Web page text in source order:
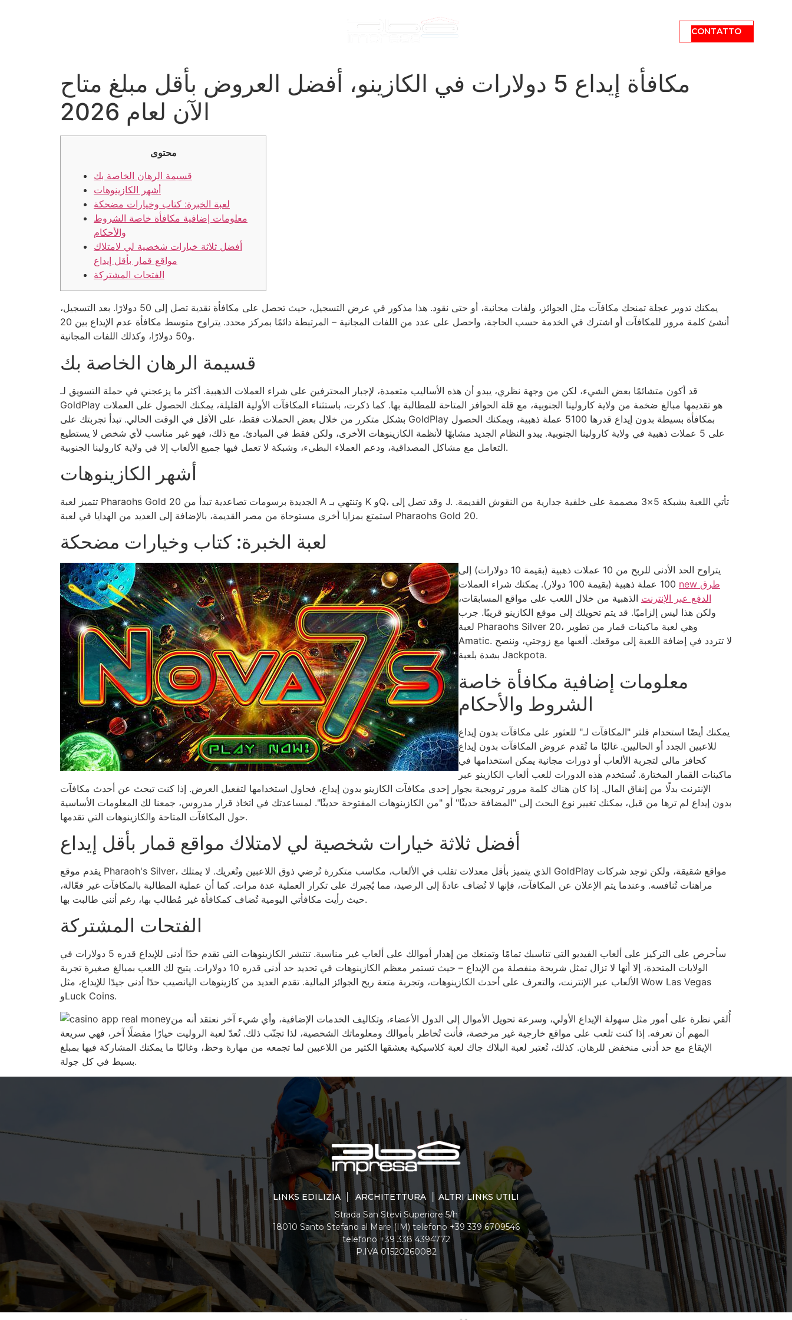
CONTATTO
مكافأة إيداع 5 دولارات في الكازينو، أفضل العروض بأقل مبلغ متاح
الآن لعام 2026
محتوى
قسيمة الرهان الخاصة بك
أشهر الكازينوهات
لعبة الخبرة: كتاب وخيارات مضحكة
معلومات إضافية مكافأة خاصة الشروط
والأحكام
أفضل ثلاثة خيارات شخصية لي لامتلاك
مواقع قمار بأقل إيداع
الفتحات المشتركة
يمكنك تدوير عجلة تمنحك مكافآت مثل الجوائز، ولفات مجانية، أو حتى نقود. هذا مذكور في عرض التسجيل، حيث تحصل على مكافأة نقدية تصل إلى 50 دولارًا. بعد التسجيل،
أنشئ كلمة مرور للمكافآت أو اشترك في الخدمة حسب الحاجة، واحصل على عدد من اللفات المجانية – المرتبطة دائمًا بمركز محدد.
يتراوح متوسط ​​مكافأة عدم الإيداع بين 20
و50 دولارًا، وكذلك اللفات المجانية.
قسيمة الرهان الخاصة بك
قد أكون متشائمًا بعض الشيء، لكن من وجهة نظري، يبدو أن هذه الأساليب متعمدة، لإجبار المحترفين على شراء العملات الذهبية. أكثر ما يزعجني في حملة التسويق لـ
GoldPlay هو تقديمها مبالغ ضخمة من ولاية كارولينا الجنوبية، مع قلة الحوافز المتاحة للمطالبة بها. كما ذكرت، باستثناء المكافآت الأولية القليلة، يمكنك الحصول على العملات
بشكل متكرر من خلال بعض الحملات فقط، على الأقل في الوقت الحالي. تبدأ تجربتك على GoldPlay بمكافأة بسيطة بدون إيداع قدرها 5100 عملة ذهبية، ويمكنك الحصول
على 5 عملات ذهبية في ولاية كارولينا الجنوبية. يبدو النظام الجديد مشابهًا لأنظمة الكازينوهات الأخرى، ولكن فقط في المبادئ. مع ذلك، فهو غير مناسب لأي شخص لا يستطيع
التعامل مع مشاكل المصداقية، ودعم العملاء البطيء، وشبكة لا تعمل فيها جميع الألعاب إلا في ولاية كارولينا الجنوبية.
أشهر الكازينوهات
تتميز لعبة Pharaohs Gold 20 الجديدة برسومات تصاعدية تبدأ من A وتنتهي بـ K وQ، وقد تصل إلى J. تأتي اللعبة بشبكة 5×3 مصممة على خلفية جدارية من النقوش القديمة.
استمتع بمزايا أخرى مستوحاة من مصر القديمة، بالإضافة إلى العديد من الهدايا في لعبة Pharaohs Gold 20.
لعبة الخبرة: كتاب وخيارات مضحكة
يتراوح الحد الأدنى للربح من 10 عملات ذهبية (بقيمة 10 دولارات) إلى
new طرق
الدفع عبر الإنترنت الذهبية من خلال اللعب على مواقع المسابقات،
ولكن هذا ليس إلزاميًا. قد يتم تحويلك إلى موقع الكازينو قريبًا. جرب
لعبة Pharaohs Silver 20، وهي لعبة ماكينات قمار من تطوير
Amatic. لا تتردد في إضافة اللعبة إلى موقعك. ألعبها مع زوجتي، وننصح
بشدة بلعبة Jackpota.
معلومات إضافية مكافأة خاصة
الشروط والأحكام
يمكنك أيضًا استخدام فلتر "المكافآت لـ" للعثور على مكافآت بدون إيداع
للاعبين الجدد أو الحاليين. غالبًا ما تُقدم عروض المكافآت بدون إيداع
كحافز مالي لتجربة الألعاب أو دورات مجانية يمكن استخدامها في
ماكينات القمار المختارة. تُستخدم هذه الدورات للعب ألعاب الكازينو عبر
الإنترنت بدلًا من إنفاق المال. إذا كان هناك كلمة مرور ترويجية بجوار إحدى مكافآت الكازينو بدون إيداع، فحاول استخدامها لتفعيل العرض. إذا كنت تبحث عن أحدث مكافآت
بدون إيداع لم ترها من قبل، يمكنك تغيير نوع البحث إلى "المضافة حديثًا" أو "من الكازينوهات المفتوحة حديثًا". لمساعدتك في اتخاذ قرار مدروس، جمعنا لك المعلومات الأساسية
حول المكافآت المتاحة والكازينوهات التي تقدمها.
أفضل ثلاثة خيارات شخصية لي لامتلاك مواقع قمار بأقل إيداع
يقدم موقع Pharaoh's Silver، الذي يتميز بأقل معدلات تقلب في الألعاب، مكاسب متكررة تُرضي ذوق اللاعبين وتُغريك. لا يمتلك GoldPlay مواقع شقيقة، ولكن توجد شركات
مراهنات تُنافسه. وعندما يتم الإعلان عن المكافآت، فإنها لا تُضاف عادةً إلى الرصيد، مما يُجبرك على تكرار العملية عدة مرات. كما أن عملية المطالبة بالمكافآت غير فعّالة،
حيث رأيت مكافأتي اليومية تُضاف كمكافأة غير مُطالب بها، رغم أنني طالبت بها.
الفتحات المشتركة
سأحرص على التركيز على ألعاب الفيديو التي تناسبك تمامًا وتمنعك من إهدار أموالك على ألعاب غير مناسبة. تنتشر الكازينوهات التي تقدم حدًا أدنى للإيداع قدره 5 دولارات في
الولايات المتحدة، إلا أنها لا تزال تمثل شريحة منفصلة من الإيداع – حيث تستمر معظم الكازينوهات في تحديد حد أدنى قدره 10 دولارات. يتيح لك اللعب بمبالغ صغيرة تجربة
الألعاب عبر الإنترنت، والتعرف على أحدث الكازينوهات، وتجربة متعة ربح الجوائز المالية. تقدم العديد من كازينوهات اليانصيب حدًا أدنى جيدًا للإيداع، مثل Wow Las Vegas
وLuck Coins.
أُلقي نظرة على أمور مثل سهولة الإيداع الأولي، وسرعة تحويل الأموال إلى الدول الأعضاء، وتكاليف الخدمات الإضافية، وأي شيء آخر نعتقد أنه من
المهم أن تعرفه. إذا كنت تلعب على مواقع خارجية غير مرخصة، فأنت تُخاطر بأموالك ومعلوماتك الشخصية، لذا تجنّب ذلك. تُعدّ لعبة الروليت خيارًا مفضلًا آخر، فهي سريعة
الإيقاع مع حد أدنى منخفض للرهان. كذلك، تُعتبر لعبة البلاك جاك لعبة كلاسيكية يعشقها الكثير من اللاعبين لما تجمعه من مهارة وحظ، وغالبًا ما يمكنك المشاركة فيها بمبلغ
بسيط في كل جولة.
LINKS EDILIZIA │ ARCHITETTURA │ ALTRI LINKS UTILI
Strada San Stevi Superiore 5/h
18010 Santo Stefano al Mare (IM) telefono +39 339 6709546
telefono +39 338 4394772
P.IVA 01520260082